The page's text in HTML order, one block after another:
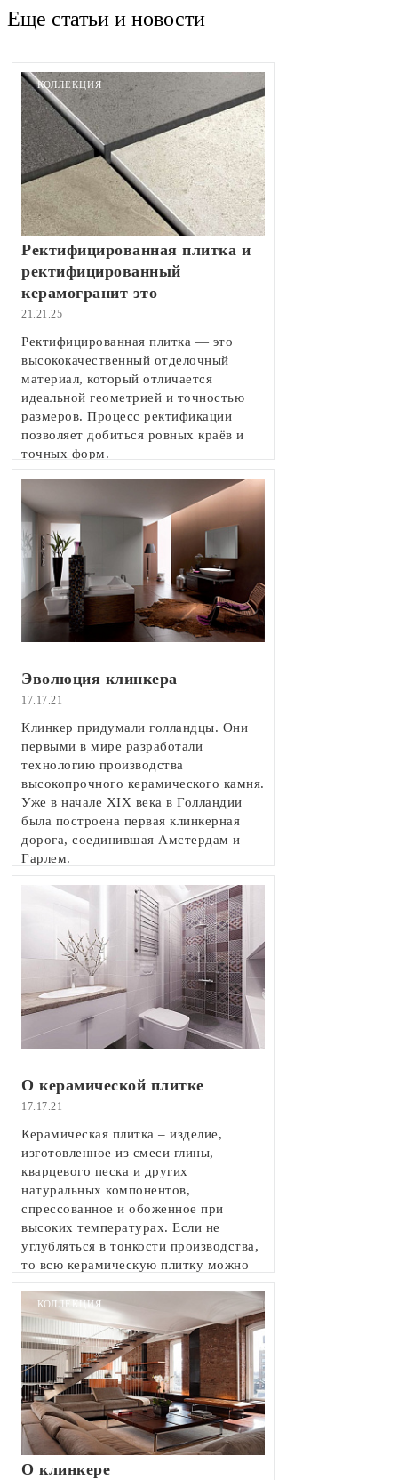
Еще статьи и новости
КОЛЛЕКЦИЯ
Ректифицированная плитка и
ректифицированный
керамогранит это
21.21.25
Ректифицированная плитка — это
высококачественный отделочный
материал, который отличается
идеальной геометрией и точностью
размеров. Процесс ректификации
позволяет добиться ровных краёв и
точных форм.
Эволюция клинкера
17.17.21
Клинкер придумали голландцы. Они
первыми в мире разработали
технологию производства
высокопрочного керамического камня.
Уже в начале XIX века в Голландии
была построена первая клинкерная
дорога, соединившая Амстердам и
Гарлем.
О керамической плитке
17.17.21
Керамическая плитка – изделие,
изготовленное из смеси глины,
кварцевого песка и других
натуральных компонентов,
спрессованное и обоженное при
высоких температурах. Если не
углубляться в тонкости производства,
то всю керамическую плитку можно
разделить на несколько групп:
двухобжиговая, однообжиговая,
керамический гранит, клинкер и котто.
КОЛЛЕКЦИЯ
О клинкере